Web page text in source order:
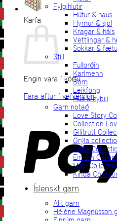
Karfa
Engin vara í körfu.
Fara aftur í vefverslun
Fylgihlutir
Húfur & haus
Hyrnur & sjöl
Kragar & háls
Vettlingar &
Sokkar &
Stíll
Fullorðin
Karlmenn
Börn
Leikföng
Hús & hybili
Garn notað
Love Story
Collection
Gilitrutt
Grýla
Katla
Einrúm
Mosi
Kinda
Íslenskt garn
Allt garn
Hélène Magnússon